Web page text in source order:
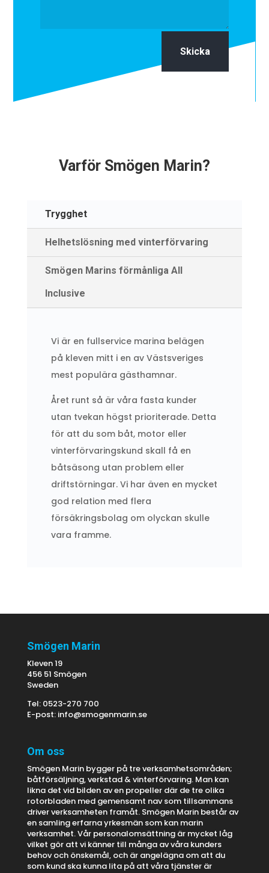
Skicka
Varför Smögen Marin?
Trygghet
Helhetslösning med vinterförvaring
Smögen Marins förmånliga All
Inclusive
Vi är en fullservice marina belägen
på kleven mitt i en av Västsveriges
mest populära gästhamnar.
Året runt så är våra fasta kunder
utan tvekan högst prioriterade. Detta
för att du som båt, motor eller
vinterförvaringskund skall få en
båtsäsong utan problem eller
driftstörningar. Vi har även en mycket
god relation med flera
försäkringsbolag om olyckan skulle
vara framme.
Smögen Marin
Kleven 19
456 51 Smögen
Sweden
Tel: 0523-270 700
E-post: info@smogenmarin.se
Om oss
Smögen Marin bygger på tre verksamhetsområden;
båtförsäljning, verkstad & vinterförvaring. Man kan
likna det vid bilden av en propeller där de tre olika
rotorbladen med gemensamt nav som tillsammans
driver verksamheten framåt. Smögen Marin består av
en samling erfarna yrkesmän som kan marin
verksamhet. Vår personalomsättning är mycket låg
vilket gör att vi känner till många av våra kunders
behov och önskemål, och är angelägna om att du
som kund ska kunna lita på att våra tjänster är